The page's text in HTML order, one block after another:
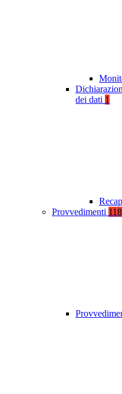
dei dati 1
Provvedimenti